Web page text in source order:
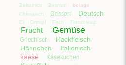
Balsamico
Basmati
beilage
Chinesisch
Dessert Deutsch
Ei Eintopf Fisch Französisch
Frucht Gemüse
Griechisch
Hackfleisch
Hähnchen
Italienisch
kaese
Käsekuchen